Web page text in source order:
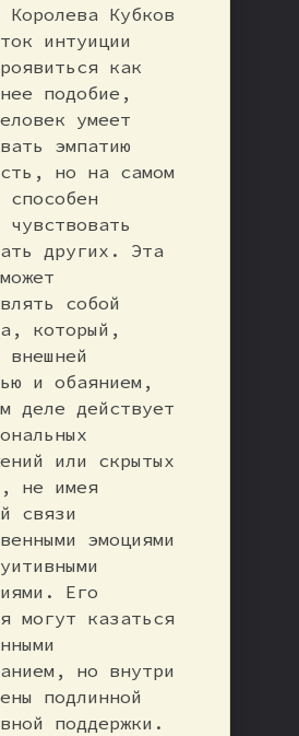
Кубков
интуиции
как
подобие,
умеет
эмпатию
но на самом
чувствовать
других. Эта
собой
который,
внешней
и обаянием,
деле действует
или скрытых
не имея
связи
эмоциями
Его
могут казаться
но внутри
подлинной
поддержки.